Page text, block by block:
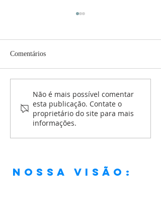
EBD Missionária -
Missionário Pr. Marcos
Vicente (Abençoados
Motoclube) - CBESP
Comentários
Não é mais possível comentar
esta publicação. Contate o
proprietário do site para mais
informações.
Nossa visão: